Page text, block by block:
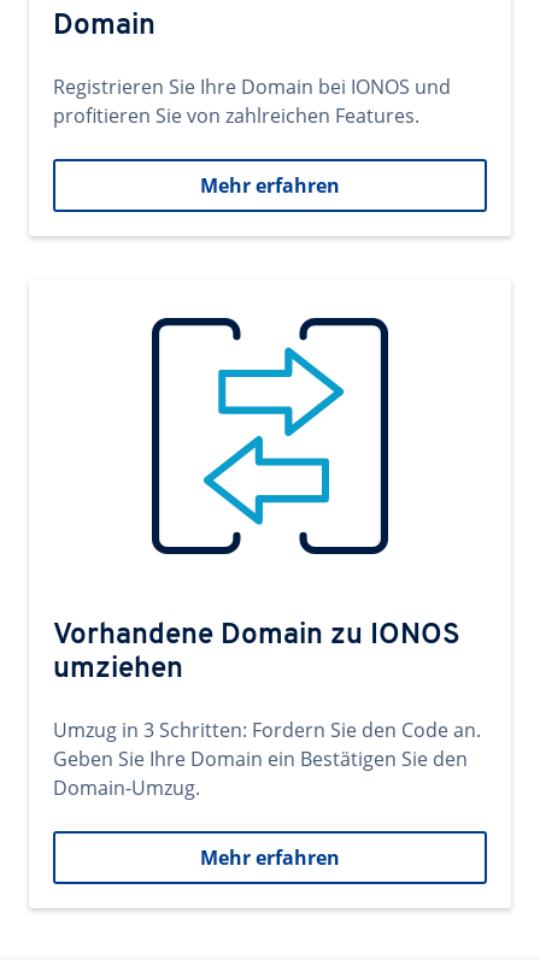
Domain
Registrieren Sie Ihre Domain bei IONOS und
profitieren Sie von zahlreichen Features.
Mehr erfahren
Vorhandene Domain zu IONOS
umziehen
Umzug in 3 Schritten: Fordern Sie den Code an.
Geben Sie Ihre Domain ein Bestätigen Sie den
Domain-Umzug.
Mehr erfahren